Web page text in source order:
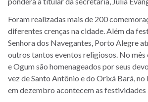
Foram realizadas mais de 200
diferentes crenças na cidade. Além da
Senhora dos Navegantes, Porto Alegre
outros tantos eventos religiosos. No mês
e Ogum são homenageados por seus
vez de Santo Antônio e do Orixá Bará,
em dezembro acontecem as festividades